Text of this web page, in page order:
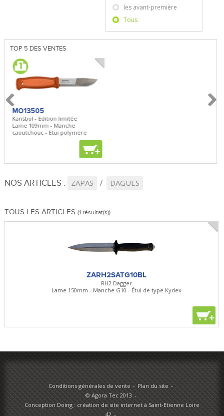
les avant-première
Tous
TOP 5 DES VENTES
MO13505
Kansbol - Edition limitée
Lame 109mm - Manche
caoutchouc - Etui polymère
+
NOS ARTICLES : ZAPAS DAGUES
TOUS LES ARTICLES (1 résultat(s))
ZARH2SATG10BL
RH2 Dagger
Lame 150mm - Manche G10 - Étui de type Kydex
+
Conditions générales de vente
Plan du site
© Agora Tec 2013
Conception Doing : création de site internet à Saint-Etienne Loire
42